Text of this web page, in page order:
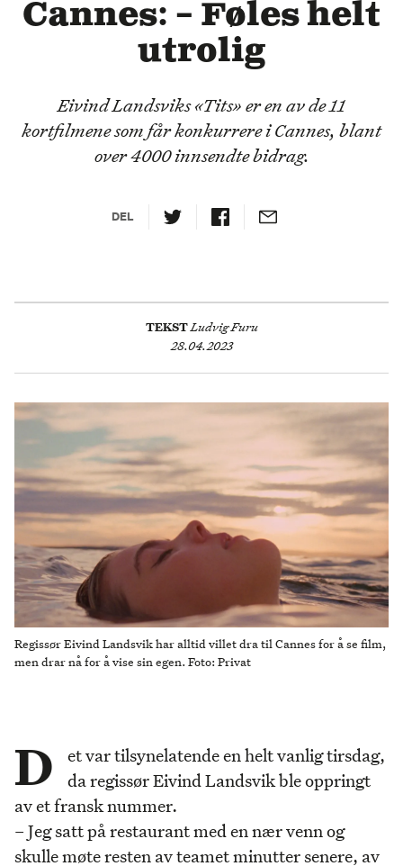
Cannes: – Føles helt
utrolig
Eivind Landsviks «Tits» er en av de 11
kortfilmene som får konkurrere i Cannes, blant
over 4000 innsendte bidrag.
DEL
TEKSTLudvig Furu
28.04.2023
Regissør Eivind Landsvik har alltid villet dra til Cannes for å se film,
men drar nå for å vise sin egen. Foto: Privat
D
et var tilsynelatende en helt vanlig tirsdag,
da regissør Eivind Landsvik ble oppringt
av et fransk nummer.
– Jeg satt på restaurant med en nær venn og
skulle møte resten av teamet minutter senere, av